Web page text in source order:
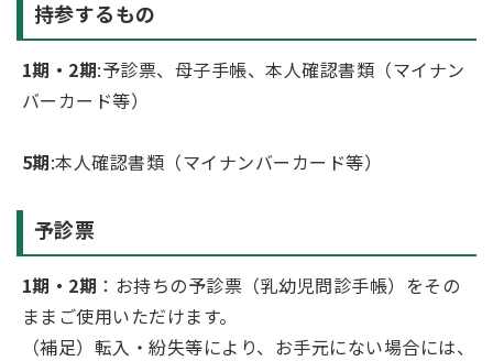
持参するもの
1期・2期:予診票、母子手帳、本人確認書類（マイナン
バーカード等）
5期:本人確認書類（マイナンバーカード等）
予診票
1期・2期 ：お持ちの予診票（乳幼児問診手帳）をその
ままご使用いただけます。
（補足）転入・紛失等により、お手元にない場合には、